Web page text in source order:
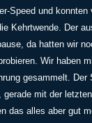
Speed und
Kehrtwende. Der
da hatten wir
Wir haben
gesammelt. Der
gerade mit der
das alles aber gut